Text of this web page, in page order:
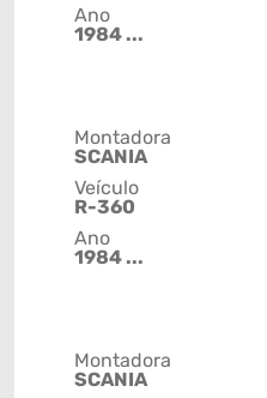
Ano
1984 ...
Montadora
SCANIA
Veículo
R-360
Ano
1984 ...
Montadora
SCANIA